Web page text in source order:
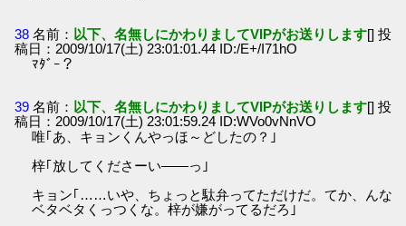
38 名前： 以下、名無しにかわりましてVIPがお送りします[] 投
稿日：2009/10/17(土) 23:01:01.44 ID:/E+/I71hO
ﾏﾀﾞｰ？
39 名前： 以下、名無しにかわりましてVIPがお送りします[] 投
稿日：2009/10/17(土) 23:01:59.24 ID:WVo0vNnVO
唯｢あ、キョンくんやっほ～どしたの？｣
梓｢放してくださーい――っ｣
キョン｢……いや、ちょっと駄弁ってただけだ。てか、んな
ベタベタくっつくな。梓が嫌がってるだろ｣